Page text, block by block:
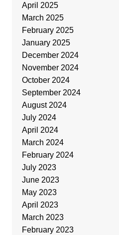
April 2025
March 2025
February 2025
January 2025
December 2024
November 2024
October 2024
September 2024
August 2024
July 2024
April 2024
March 2024
February 2024
July 2023
June 2023
May 2023
April 2023
March 2023
February 2023